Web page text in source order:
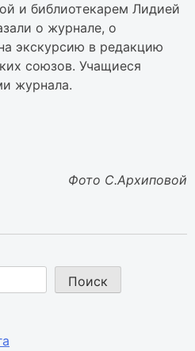
и библиотекарем Лидией
о журнале, о
экскурсию в редакцию
союзов. Учащиеся
журнала.
Фото С.Архиповой
Поиск